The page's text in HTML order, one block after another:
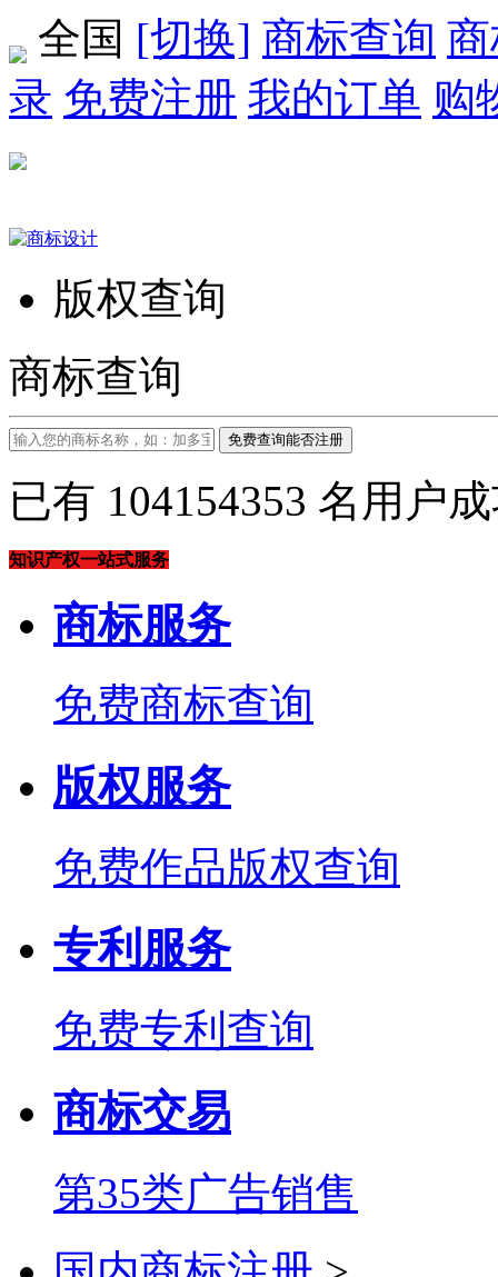
全国 [切换] 商标查询
录 免费注册 我的订单 购
版权查询
商标查询
免费查询能否注册
已有 104154353 名用户
知识产权一站式服务
商标服务
免费商标查询
版权服务
免费作品版权查询
专利服务
免费专利查询
商标交易
第35类广告销售